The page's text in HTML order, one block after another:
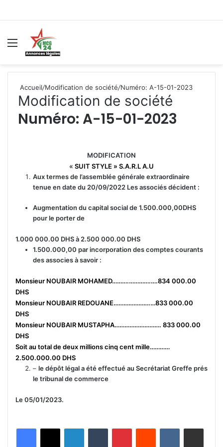
Menu
Accueil/Modification de société/Numéro: A-15-01-2023
Modification de société
Numéro: A-15-01-2023
MODIFICATION
« SUIT STYLE » S.A.R.L A.U
Aux termes de l’assemblée générale extraordinaire
tenue en date du 20/09/2022 Les associés décident :
Augmentation du capital social de 1.500.000,00DHS
pour le porter de
1.000 000.00 DHS à 2.500 000.00 DHS
1.500.000,00 par incorporation des comptes courants
des associes à savoir :
Monsieur NOUBAIR MOHAMED……….………….….834 000.00
DHS
Monsieur NOUBAIR REDOUANE………………….…833 000.00
DHS
Monsieur NOUBAIR MUSTAPHA………………………. 833 000.00
DHS
Soit au total de deux millions cinq cent mille…………
2.500.000.00 DHS
– le dépôt légal a été effectué au Secrétariat Greffe prés
le tribunal de commerce
Le 05/01/2023.